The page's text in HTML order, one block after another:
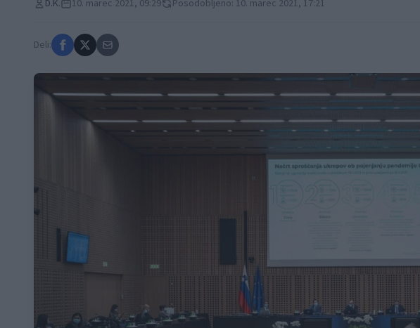
D.K. 10. marec 2021, 09:29 Posodobljeno: 10. marec 2021, 17:21
Deli: